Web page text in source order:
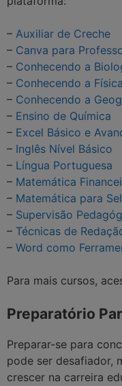
– Auxiliar de Creche
– Canva para
– Conhecendo a
– Conhecendo a Física
– Conhecendo a
– Ensino de Química
– Excel Básico e
– Inglês Nível Básico
– Língua Portuguesa
– Matemática
– Matemática para
– Supervisão
– Técnicas de
– Word como
Para mais cursos,
Preparatório
Preparar-se para
pode ser desafiador,
crescer na carreira